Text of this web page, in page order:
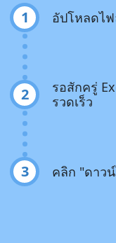
1 อัปโหลดไฟ
2
รอสักครู่
รวดเร็ว
3 คลิก "ดาว